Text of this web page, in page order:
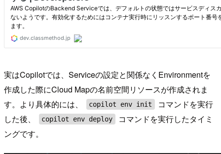
実はCopilotでは、Serviceの設定と関係なくEnvironmentを
作成した際にCloud Mapの名前空間リソースが作成されま
す。より具体的には、
copilot env init
コマンドを実行
した後、
copilot env deploy
コマンドを実行したタイミ
ングです。